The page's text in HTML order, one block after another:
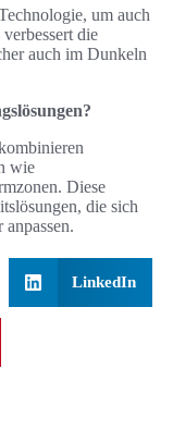
um auch
die
auch im Dunkeln
wie
Diese
die sich
LinkedIn